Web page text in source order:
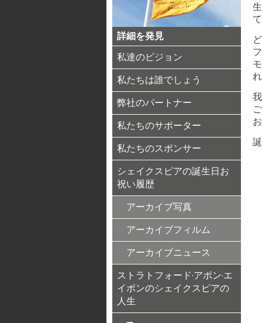
詳細を発見
私達のビジョン
私たちは誰でしょう
弊社のパートナー
私たちのサポーター
私たちのスポンサー
シェイクスピアの誕生日お
祝い履歴
アーカイブ写真
アーカイブフィルム
アーカイブニュース
ストラトフォード·アポン·エ
イボンのシェイクスピアの
人生